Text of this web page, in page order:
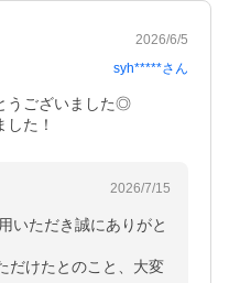
2026/6/5
syh*****さん
うございました◎
た！
2026/7/15
いただき誠にありがと
だけたとのこと、大変